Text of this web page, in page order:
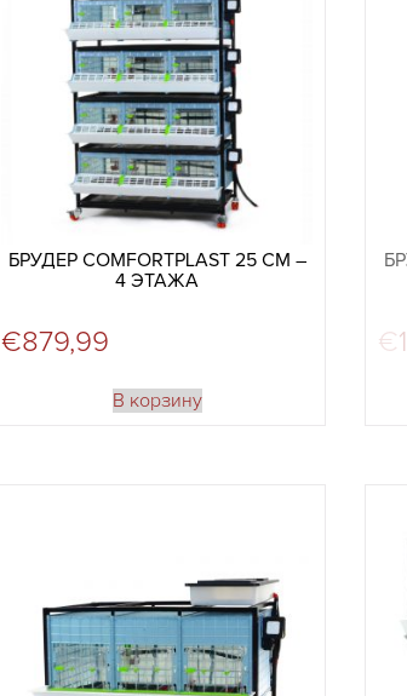
БРУДЕР COMFORTPLAST 25 СМ –
4 ЭТАЖА
€879,99
В корзину
€